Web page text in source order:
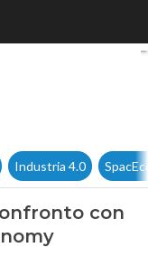
Digitale:
Industria 4.0
con